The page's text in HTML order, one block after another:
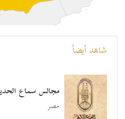
شاهد أيضاً
مجالس سماع
مصر